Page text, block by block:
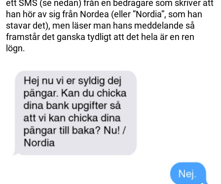
ett SMS (se nedan) från en bedragare som skriver att
han hör av sig från Nordea (eller ”Nordia”, som han
stavar det), men läser man hans meddelande så
framstår det ganska tydligt att det hela är en ren
lögn.